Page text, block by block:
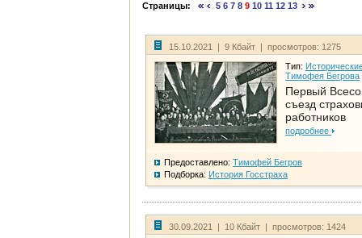
Страницы: 5 6 7 8 9 10 11 12 13
15.10.2021 | 9 Кбайт | просмотров: 1275
Тип:
Тимофея Бегрова
Первый
съезд
работников
подробнее
Предоставлено: Тимофей Бегров
Подборка: История Госстраха
30.09.2021 | 10 Кбайт | просмотров: 1424